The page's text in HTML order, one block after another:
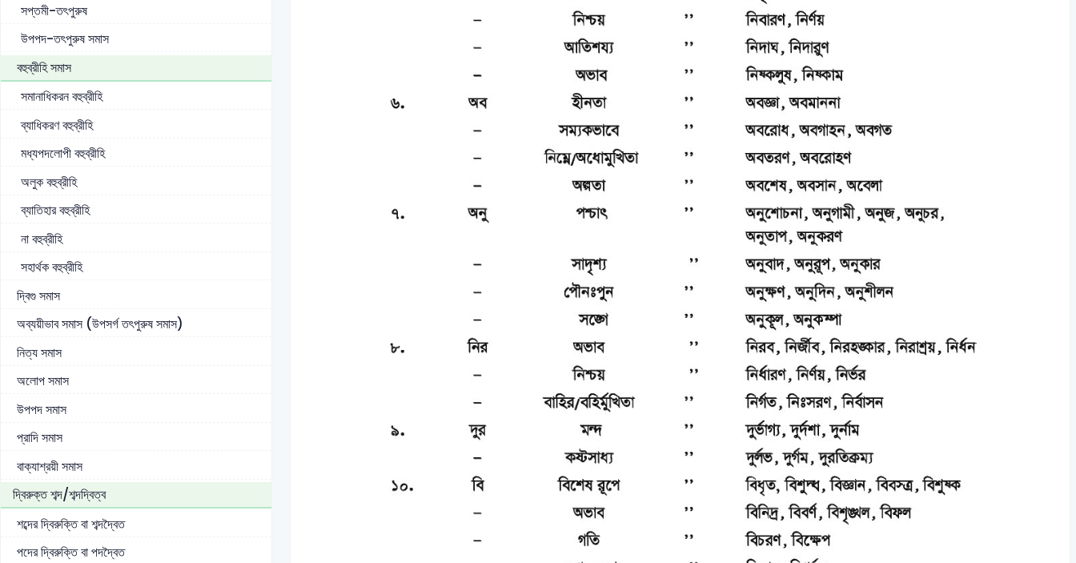
সপ্তমী-তৎপুরুষ
উপপদ-তৎপুরুষ সমাস
বহুব্রীহি সমাস
সমানাধিকরন বহুব্রীহি
ব্যাধিকরণ বহুব্রীহি
মধ্যপদলোপী বহুব্রীহি
অলুক বহুব্রীহি
ব্যাতিহার বহুব্রীহি
না বহুব্রীহি
সহার্থক বহুব্রীহি
দ্বিগু সমাস
অব্যয়ীভাব সমাস (উপসর্গ তৎপুরুষ সমাস)
নিত্য সমাস
অলোপ সমাস
উপপদ সমাস
প্রাদি সমাস
বাক্যাশ্রয়ী সমাস
দ্বিরুক্ত শব্দ/শব্দদ্বিত্ব
শব্দের দ্বিরুক্তি বা শব্দদ্বৈত
পদের দ্বিরুক্তি বা পদদ্বৈত